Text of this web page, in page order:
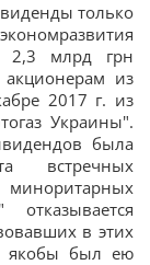
только
2,3 млрд грн
из
2017 г. из
Украины".
была
встречных
в этих
якобы был ею